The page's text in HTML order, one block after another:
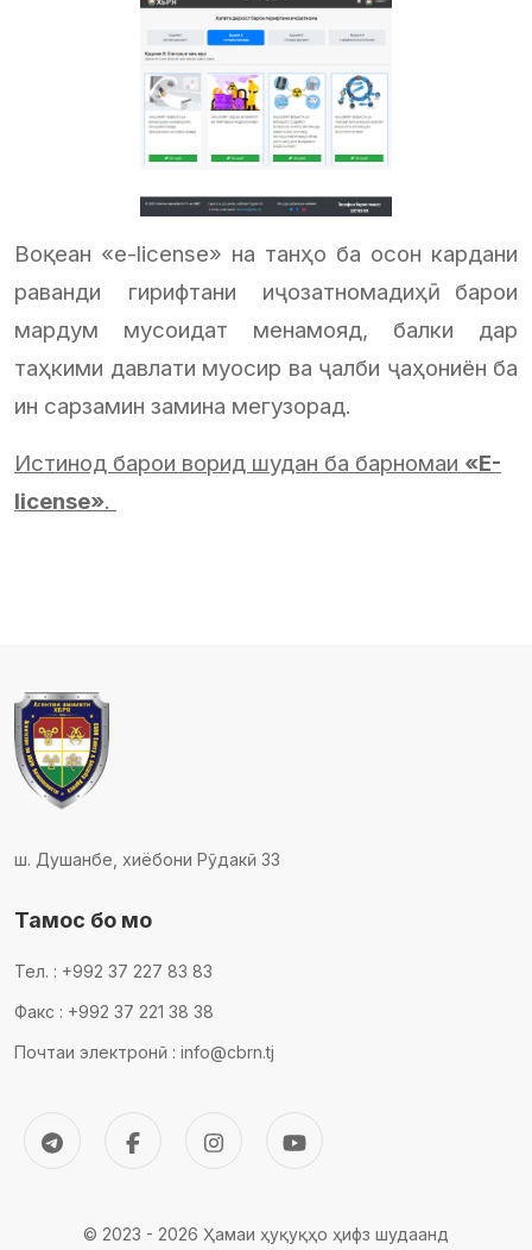
Воқеан «e-license» на танҳо ба осон кардани
раванди гирифтани иҷозатномадиҳӣ барои
мардум мусоидат менамояд, балки дар
таҳкими давлати муосир ва ҷалби ҷаҳониён ба
ин сарзамин замина мегузорад.
Истинод барои ворид шудан ба барномаи «E-
license».
ш. Душанбе, хиёбони Рӯдакӣ 33
Тамос бо мо
Тел. : +992 37 227 83 83
Факс : +992 37 221 38 38
Почтаи электронӣ : info@cbrn.tj
© 2023 - 2026 Ҳамаи ҳуқуқҳо ҳифз шудаанд